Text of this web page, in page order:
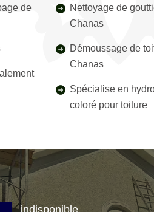
de
Nettoyage de
Chanas
Démoussage de
Chanas
Spécialise en
coloré pour toiture
indisponible